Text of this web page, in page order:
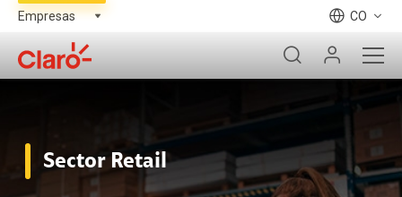
CO
Sector Retail